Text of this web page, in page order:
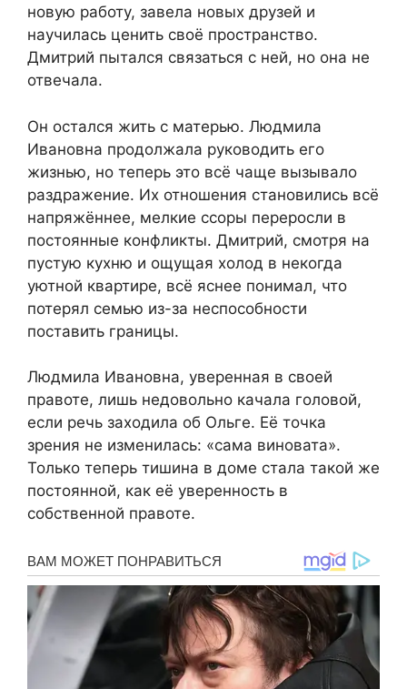
новую работу, завела новых друзей и
научилась ценить своё пространство.
Дмитрий пытался связаться с ней, но она не
отвечала.
Он остался жить с матерью. Людмила
Ивановна продолжала руководить его
жизнью, но теперь это всё чаще вызывало
раздражение. Их отношения становились всё
напряжённее, мелкие ссоры переросли в
постоянные конфликты. Дмитрий, смотря на
пустую кухню и ощущая холод в некогда
уютной квартире, всё яснее понимал, что
потерял семью из-за неспособности
поставить границы.
Людмила Ивановна, уверенная в своей
правоте, лишь недовольно качала головой,
если речь заходила об Ольге. Её точка
зрения не изменилась: «сама виновата».
Только теперь тишина в доме стала такой же
постоянной, как её уверенность в
собственной правоте.